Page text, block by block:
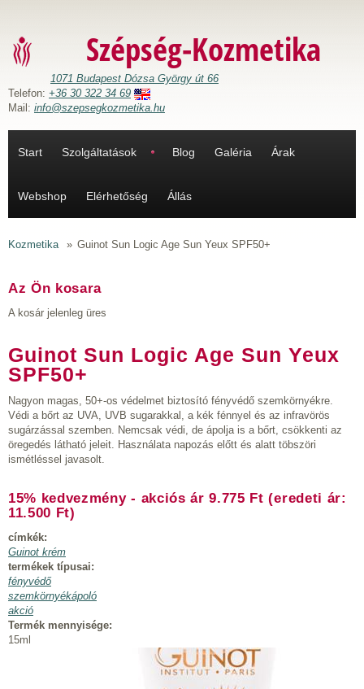
Szépség-Kozmetika
1071 Budapest Dózsa György út 66
Telefon: +36 30 322 34 69
Mail: info@szepsegkozmetika.hu
Start Szolgáltatások Blog Galéria Árak
Webshop Elérhetőség Állás
Kozmetika » Guinot Sun Logic Age Sun Yeux SPF50+
Az Ön kosara
A kosár jelenleg üres
Guinot Sun Logic Age Sun Yeux
SPF50+
Nagyon magas, 50+-os védelmet biztosító fényvédő szemkörnyékre.
Védi a bőrt az UVA, UVB sugarakkal, a kék fénnyel és az infravörös
sugárzással szemben. Nemcsak védi, de ápolja is a bőrt, csökkenti az
öregedés látható jeleit. Használata napozás előtt és alatt töbszöri
ismétléssel javasolt.
15% kedvezmény - akciós ár 9.775 Ft (eredeti ár:
11.500 Ft)
címkék:
Guinot krém
termékek típusai:
fényvédő
szemkörnyékápoló
akció
Termék mennyisége:
15ml